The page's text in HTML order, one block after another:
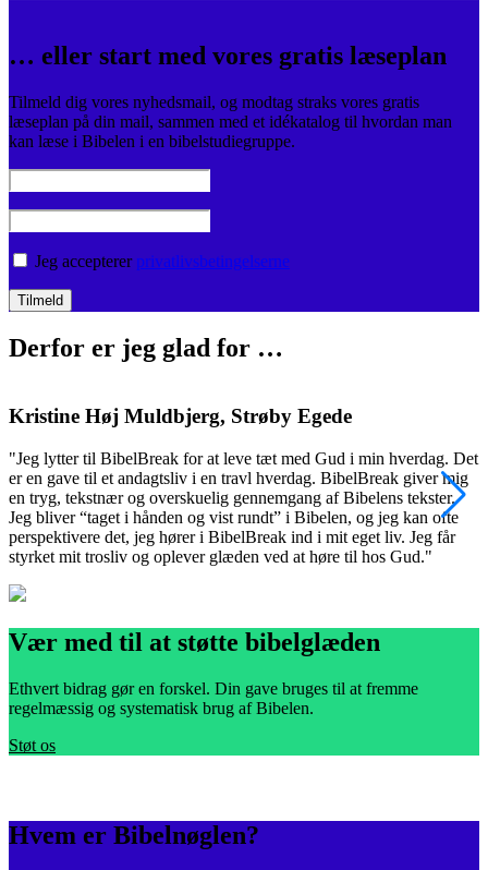
… eller start med vores gratis læseplan
Tilmeld dig vores nyhedsmail, og modtag straks vores gratis
læseplan på din mail, sammen med et idékatalog til hvordan man
kan læse i Bibelen i en bibelstudiegruppe.
Jeg accepterer privatlivsbetingelserne
Derfor er jeg glad for …
Kristine Høj Muldbjerg, Strøby Egede
"Jeg lytter til BibelBreak for at leve tæt med Gud i min hverdag. Det
er en gave til et andagtsliv i en travl hverdag. BibelBreak giver mig
en tryg, tekstnær og overskuelig gennemgang af Bibelens tekster.
Jeg bliver “taget i hånden og vist rundt” i Bibelen, og jeg kan ofte
perspektivere det, jeg hører i BibelBreak ind i mit eget liv. Jeg får
styrket mit trosliv og oplever glæden ved at høre til hos Gud."
Vær med til at støtte bibelglæden
Ethvert bidrag gør en forskel. Din gave bruges til at fremme
regelmæssig og systematisk brug af Bibelen.
Støt os
Hvem er Bibelnøglen?